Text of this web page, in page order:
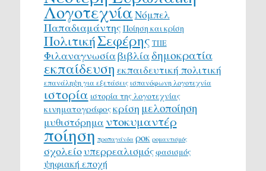
ΛογοτεχνίαΝόμπελ
Παπαδιαμάντης Ποίηση και κρίση
ΠολιτικήΣεφέρης ΤΠΕ
Φιλαναγνωσίαβιβλίαδημοκρατία
εκπαίδευση εκπαιδευτική πολιτική
επανάληψη για εξετάσεις ισπανόφωνη λογοτεχνία
ιστορία ιστορία της λογοτεχνίας
κινηματογράφοςκρίση μελοποίηση
μυθιστόρημα ντοκυμαντέρ
ποίηση προπαγάνδα ροκ ρομαντισμός
σχολείουπερρεαλισμόςφασισμός
ψηφιακή εποχή